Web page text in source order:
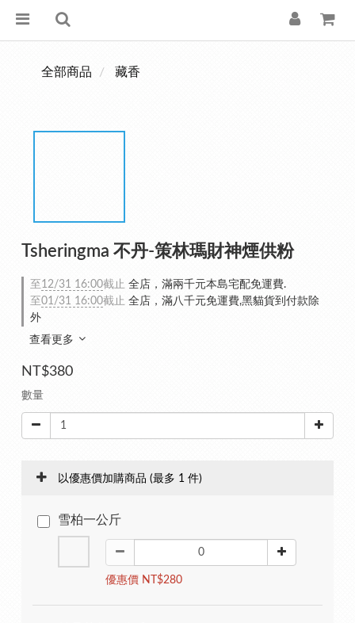
全部商品 藏香
Tsheringma 不丹-策林瑪財神煙供粉
至 12/31 16:00截止 全店，滿兩千元本島宅配免運費.
至01/31 16:00截止 全店，滿八千元免運費,黑貓貨到付款除
外
查看更多
NT$380
數量
以優惠價加購商品 (最多 1 件)
雪柏一公斤
優惠價 NT$280